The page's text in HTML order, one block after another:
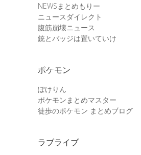
NEWSまとめもりー
ニュースダイレクト
腹筋崩壊ニュース
銃とバッジは置いていけ
ポケモン
ぽけりん
ポケモンまとめマスター
徒歩のポケモン まとめブログ
ラブライブ